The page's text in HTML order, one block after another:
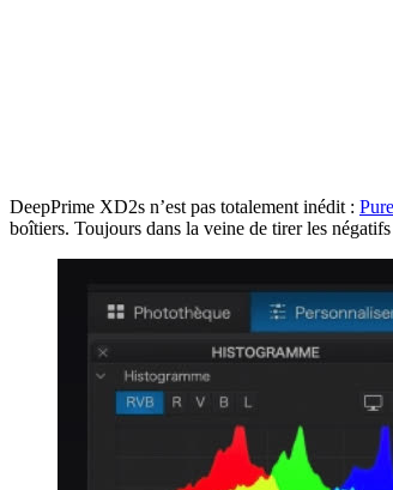
DeepPrime XD2s n’est pas totalement inédit :
boîtiers. Toujours dans la veine de tirer les